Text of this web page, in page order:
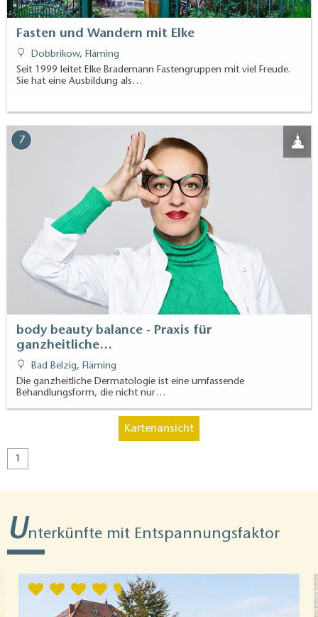
Fasten und Wandern mit Elke
Dobbrikow, Fläming
Seit 1999 leitet Elke Brademann Fastengruppen mit viel Freude.
Sie hat eine Ausbildung als…
7
body beauty balance - Praxis für
ganzheitliche…
Bad Belzig, Fläming
Die ganzheitliche Dermatologie ist eine umfassende
Behandlungsform, die nicht nur…
1
Kartenansicht
Unterkünfte mit Entspannungsfaktor